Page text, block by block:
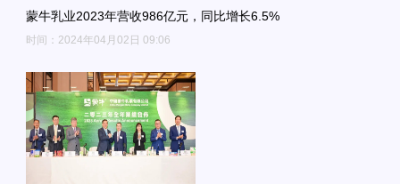
蒙牛乳业2023年营收986亿元，同比增长6.5%
时间：2024年04月02日 09:06